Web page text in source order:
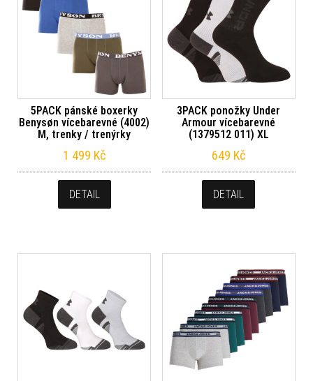
5PACK pánské boxerky
Benysøn vícebarevné (4002)
M, trenky / trenýrky
1 499 Kč
DETAIL
3PACK ponožky Under
Armour vícebarevné
(1379512 011) XL
649 Kč
DETAIL